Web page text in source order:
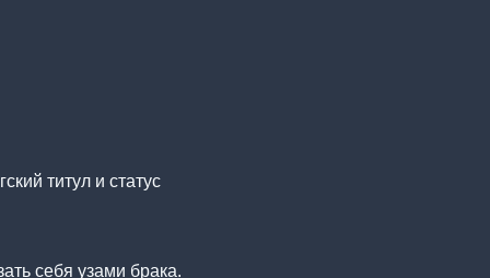
титул и статус
себя узами брака.